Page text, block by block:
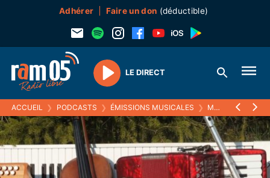
Adhérer Faire un don (déductible)
Play
LE DIRECT
ACCUEIL ❯ PODCASTS ❯ ÉMISSIONS MUSICALES ❯ MUSISTOIRES